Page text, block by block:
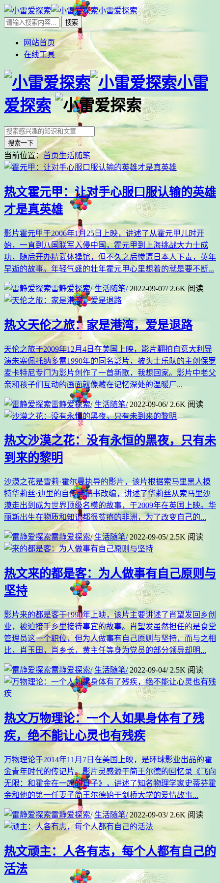
小雷爱探索
网站首页
在线工具
小雷
爱探索
搜索一下
当前位置：首页生活随笔
热文霍元甲：让对手心服口服认输的英雄
才是真英雄
影片霍元甲于2006年1月25日上映，讲述了从霍元甲儿时开
始，一直到八国联军入侵中国，霍元甲到上海挑战大力士成
功，随后开办精武体操馆，但不久之后惨遭日本人下毒，英年
早逝的故事。年轻气盛的壮年霍元甲心里想着的就是要不断...
雷静爱探索/ 生活随笔/ 2022-09-07/ 2.6K 阅读
热文天伦之旅：家是港湾，爱是退路
天伦之旅于2009年12月4日在美国上映，影片翻拍自意大利导
演朱塞佩托纳多雷1990年的同名影片，披头士乐队的主创保罗
麦卡特尼专门为影片创作了一首新歌，我想回家。影片中老父
亲和孩子们互动的画面就像藏在记忆深处的温暖厂...
雷静爱探索/ 生活随笔/ 2022-09-06/ 2.6K 阅读
热文沙漠之花：没有永恒的黑夜，只有未
到来的黎明
沙漠之花是雪莉·霍尔曼执导的影片，该片根据索马里黑人模
特华莉丝·迪里的自传畅销书改编，讲述了华莉丝从索马里沙
漠走出到成为世界顶级名模的故事，于2009年在英国上映。华
丽斯出生在物质和知识都很贫瘠的非洲，为了改变自己的...
雷静爱探索/ 生活随笔/ 2022-09-05/ 2.5K 阅读
热文来的都是客：为人做事有自己原则与
坚持
影片来的都是客于1990年上映，该片主要讲述了肖望发回乡创
业，被迫接手乡里接待事宜的故事。肖望发虽然担任的是食堂
管理员这一个职位，但为人做事有自己原则与坚持，而与之相
比，肖玉田，肖乡长，黄主任等身为党员的部分领导却明...
雷静爱探索/ 生活随笔/ 2022-09-04/ 2.5K 阅读
热文万物理论：一个人如果身体有了残
疾，绝不能让心灵也有残疾
万物理论于2014年11月7日在美国上映，是环球影业出品的霍
金青年时代的传记片。影片灵感源于简王尔德的回忆录《飞向
无限：和霍金在一起的日子》，讲述了知名物理学家史蒂芬霍
金和他的第一任妻子简王尔德始于剑桥大学的爱情故事...
雷静爱探索/ 生活随笔/ 2022-09-03/ 2.6K 阅读
热文顽主：人各有志，每个人都有自己的
活法